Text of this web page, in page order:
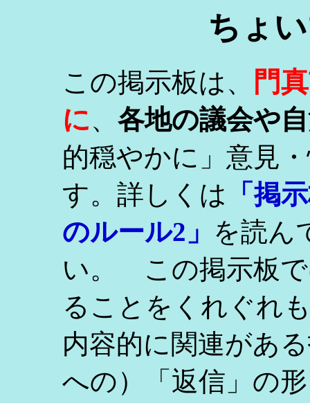
ちょ
この掲示板は、
門
に、 各地の議会や
的穏やかに」意見
す。詳しくは
「掲
のルール2」 を読ん
い。 この掲示板で
ることをくれぐれ
内容的に関連があ
への）「返信」の